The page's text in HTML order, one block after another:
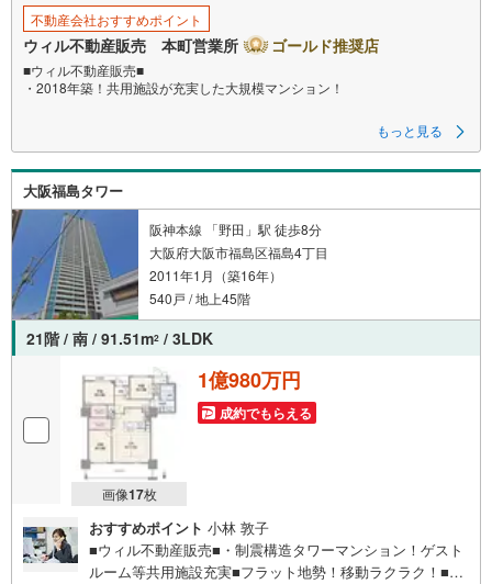
不動産会社おすすめポイント
ウィル不動産販売 本町営業所 ゴールド推奨店
■ウィル不動産販売■
・2018年築！共用施設が充実した大規模マンション！
【リフォーム内容】
・システムキッチン新調
・トイレ新調
・洗面化粧台新調
・洗濯防水パン新調
・全建具新調
・クッションフロア張替え
・間接照明新設
・クロス全面張替え
・床張替え
・ダウンライト、コンセント増設
・ハウスクリーニング
■スーパー徒歩2分の便利な生活環境！
■小中学校徒歩圏で子育て世帯にも安心！
■築浅マンション！
■高層階16階！2LDK！
■室内廊下が短く居室を広く使える造り！
■洗面室2WAY式！キッチンからのアクセスも可！
■L字型キッチン！
もっと見る
大阪福島タワー
阪神本線 「野田」駅 徒歩8分
大阪府大阪市福島区福島4丁目
2011年1月（築16年）
540戸 / 地上45階
21階 / 南 / 91.51m2 / 3LDK
画像17枚
1億980万円
成約でもらえる
おすすめポイント 小林 敦子
■ウィル不動産販売■・制震構造タワーマンション！ゲスト
ルーム等共用施設充実■フラット地勢！移動ラクラク！■阪